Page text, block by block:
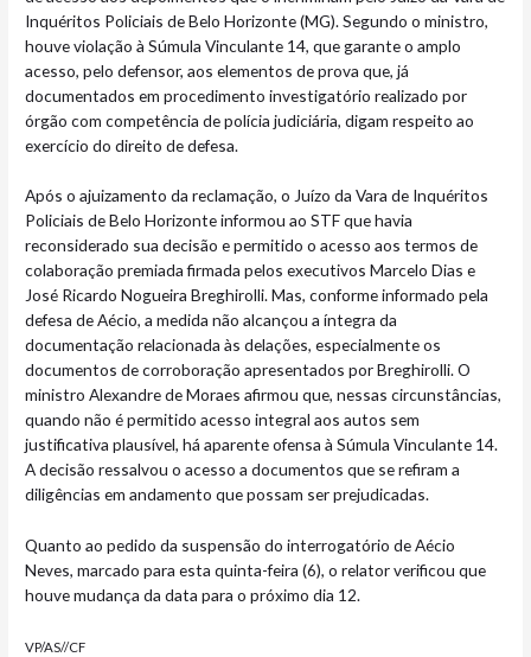
Inquéritos Policiais de Belo Horizonte (MG). Segundo o ministro,
houve violação à Súmula Vinculante 14, que garante o amplo
acesso, pelo defensor, aos elementos de prova que, já
documentados em procedimento investigatório realizado por
órgão com competência de polícia judiciária, digam respeito ao
exercício do direito de defesa.
Após o ajuizamento da reclamação, o Juízo da Vara de Inquéritos
Policiais de Belo Horizonte informou ao STF que havia
reconsiderado sua decisão e permitido o acesso aos termos de
colaboração premiada firmada pelos executivos Marcelo Dias e
José Ricardo Nogueira Breghirolli. Mas, conforme informado pela
defesa de Aécio, a medida não alcançou a íntegra da
documentação relacionada às delações, especialmente os
documentos de corroboração apresentados por Breghirolli. O
ministro Alexandre de Moraes afirmou que, nessas circunstâncias,
quando não é permitido acesso integral aos autos sem
justificativa plausível, há aparente ofensa à Súmula Vinculante 14.
A decisão ressalvou o acesso a documentos que se refiram a
diligências em andamento que possam ser prejudicadas.
Quanto ao pedido da suspensão do interrogatório de Aécio
Neves, marcado para esta quinta-feira (6), o relator verificou que
houve mudança da data para o próximo dia 12.
VP/AS//CF